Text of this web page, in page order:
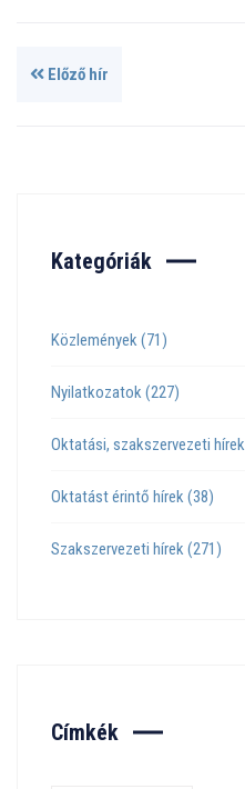
Előző hír
Kategóriák
Közlemények (71)
Nyilatkozatok (227)
Oktatási, szakszervezeti hírek
Oktatást érintő hírek (38)
Szakszervezeti hírek (271)
Címkék